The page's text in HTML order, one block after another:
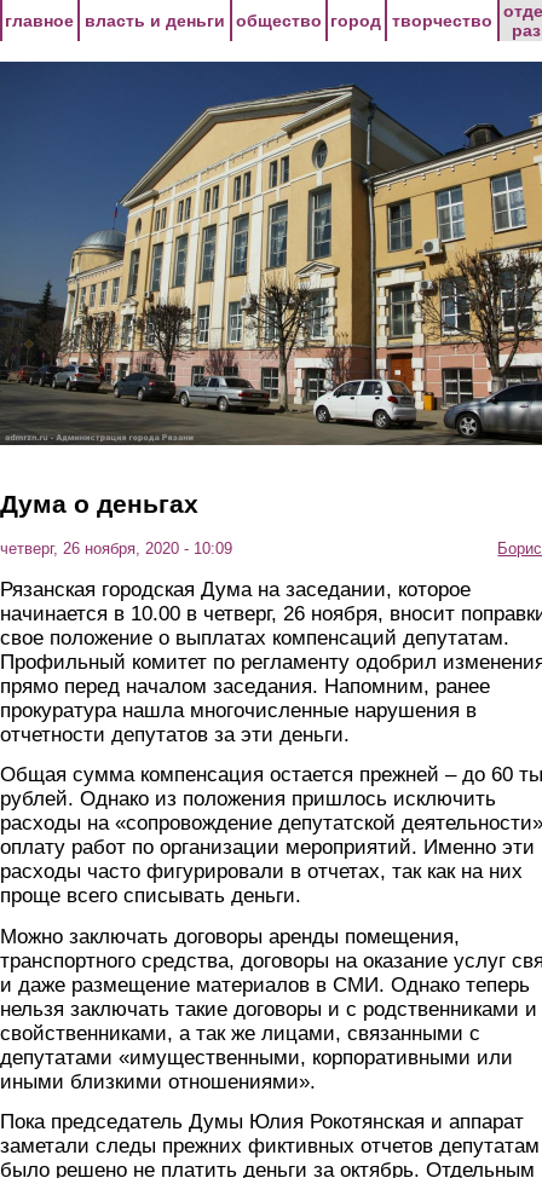
главное власть и деньги общество город творчество
Дума о деньгах
четверг, 26 ноября, 2020 - 10:09
Рязанская городская Дума на заседании, которое
начинается в 10.00 в четверг, 26 ноября, вносит
свое положение о выплатах компенсаций депутатам.
Профильный комитет по регламенту одобрил
прямо перед началом заседания. Напомним, ранее
прокуратура нашла многочисленные нарушения в
отчетности депутатов за эти деньги.
Общая сумма компенсация остается прежней – до 60
рублей. Однако из положения пришлось исключить
расходы на «сопровождение депутатской
оплату работ по организации мероприятий. Именно эти
расходы часто фигурировали в отчетах, так как на них
проще всего списывать деньги.
Можно заключать договоры аренды помещения,
транспортного средства, договоры на оказание услуг
и даже размещение материалов в СМИ. Однако теперь
нельзя заключать такие договоры и с родственниками и
свойственниками, а так же лицами, связанными с
депутатами «имущественными, корпоративными или
иными близкими отношениями».
Пока председатель Думы Юлия Рокотянская и аппарат
заметали следы прежних фиктивных отчетов депутатам
было решено не платить деньги за октябрь. Отдельным